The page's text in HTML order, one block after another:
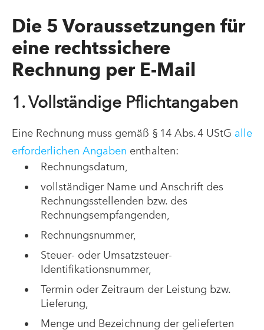
Die 5 Voraussetzungen für
eine rechtssichere
Rechnung per E-Mail
1. Vollständige Pflichtangaben
Eine Rechnung muss gemäß § 14 Abs. 4 UStG alle
erforderlichen Angaben enthalten:
Rechnungsdatum,
vollständiger Name und Anschrift des
Rechnungsstellenden bzw. des
Rechnungsempfangenden,
Rechnungsnummer,
Steuer- oder Umsatzsteuer-
Identifikationsnummer,
Termin oder Zeitraum der Leistung bzw.
Lieferung,
Menge und Bezeichnung der gelieferten